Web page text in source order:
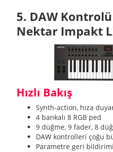
5. DAW
Nektar Impakt
Hızlı Bakış
Synth-action, hıza
4 bankalı 8 RGB ped
9 düğme, 9 fader, 8
DAW kontrolleri çoğu
Parametre geri